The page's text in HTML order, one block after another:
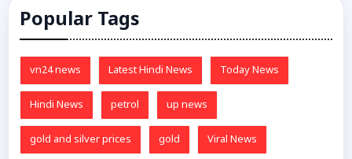
Popular Tags
vn24 news Latest Hindi News Today News
Hindi News petrol up news
gold and silver prices gold Viral News